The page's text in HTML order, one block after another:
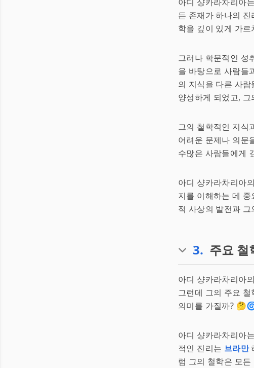
든 존재가 하나의 진
학을 깊이 있게 가
그러나 학문적인 성
을 바탕으로 사람들
의 지식을 다른 사
양성하게 되었고,
그의 철학적인 지식
어려운 문제나 의문
수많은 사람들에게
아디 샹카라차리아
지를 이해하는 데
적 사상의 발전과
3. 주요 철
아디 샹카라차리아
그런데 그의 주요
의미를 가질까?
아디 샹카라차리아는
적인 진리는 브라만
럼 그의 철학은 모